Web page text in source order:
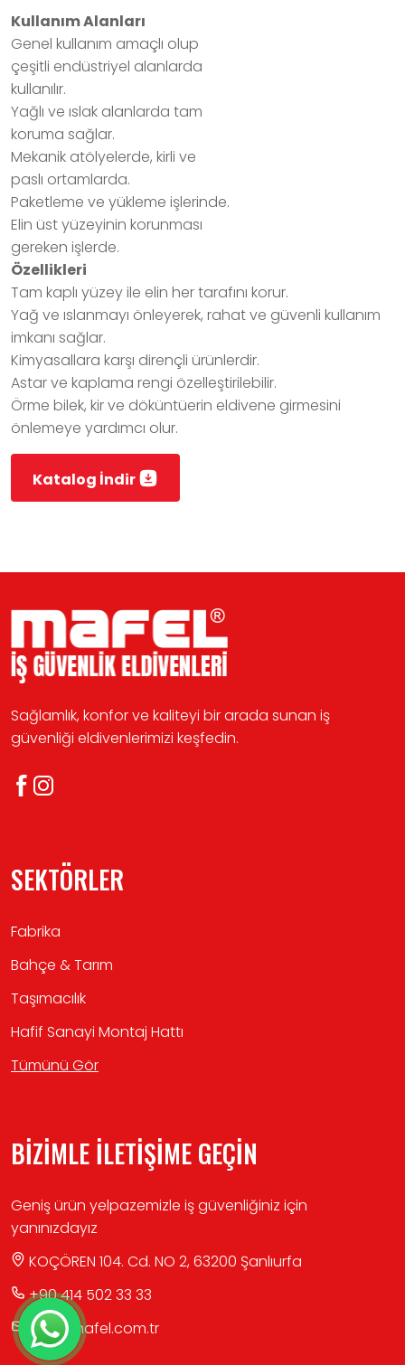
Kullanım Alanları
Genel kullanım amaçlı olup
çeşitli endüstriyel alanlarda
kullanılır.
Yağlı ve ıslak alanlarda tam
koruma sağlar.
Mekanik atölyelerde, kirli ve
paslı ortamlarda.
Paketleme ve yükleme işlerinde.
Elin üst yüzeyinin korunması
gereken işlerde.
Özellikleri
Tam kaplı yüzey ile elin her tarafını korur.
Yağ ve ıslanmayı önleyerek, rahat ve güvenli kullanım
imkanı sağlar.
Kimyasallara karşı dirençli ürünlerdir.
Astar ve kaplama rengi özelleştirilebilir.
Örme bilek, kir ve döküntüerin eldivene girmesini
önlemeye yardımcı olur.
Katalog İndir
Sağlamlık, konfor ve kaliteyi bir arada sunan iş
güvenliği eldivenlerimizi keşfedin.
SEKTÖRLER
Fabrika
Bahçe & Tarım
Taşımacılık
Hafif Sanayi Montaj Hattı
Tümünü Gör
BİZİMLE İLETİŞİME GEÇİN
Geniş ürün yelpazemizle iş güvenliğiniz için
yanınızdayız
KOÇÖREN 104. Cd. NO 2, 63200 Şanlıurfa
+90 414 502 33 33
info@mafel.com.tr